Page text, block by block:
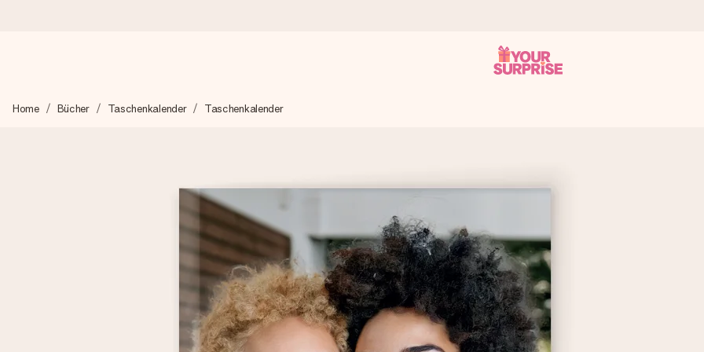
Wir bereiten dein Geschenk sorgfältig vor und schicken es blitzschnell – damit du es genau zum richtigen Zeitpunkt überreichen
Unsere Geschenke begeistern. Kunden bewerten uns mit 4,8 bei Google Reviews (Gesamtergebnis aller Länder, in die wir
Mit Liebe gemacht, im Handumdrehen
Erstelle etwas Einzigartiges in wenigen Schritten – mit ihrem Namen, deinem Foto oder einer Nachricht von Herzen. Kein
Home Bücher Taschenkalender Taschenkalender